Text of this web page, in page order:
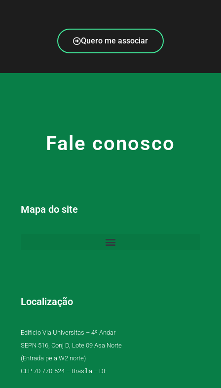
Quero me associar
Fale conosco
Mapa do site
Localização
Edifício Via Universitas – 4º Andar
SEPN 516, Conj D, Lote 09 Asa Norte
(Entrada pela W2 norte)
CEP 70.770-524 – Brasília – DF